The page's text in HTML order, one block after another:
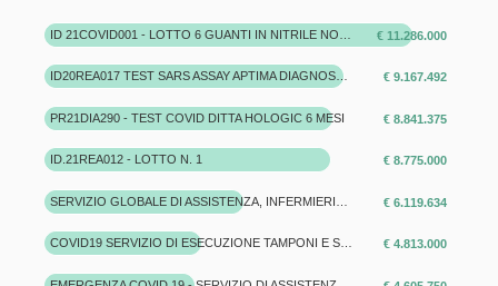
ID20REA017 TEST SARS ASSAY APTIMA DIAGNOSTICA MOLECOLARE E RELATIVO SISTEMA
PR21DIA290 - TEST COVID DITTA HOLOGIC 6 MESI
ID.21REA012 - LOTTO N. 1
€ 11.286.000
€ 9.167.492
€ 8.841.375
€ 8.775.000
€ 6.119.634
€ 4.813.000